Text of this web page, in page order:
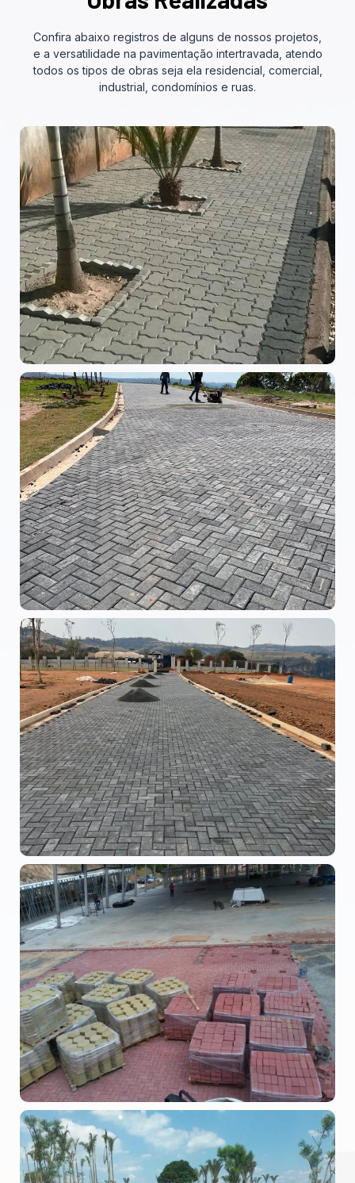
Confira abaixo registros de alguns de nossos projetos,
e a versatilidade na pavimentação intertravada, atendo
todos os tipos de obras seja ela residencial, comercial,
industrial, condomínios e ruas.